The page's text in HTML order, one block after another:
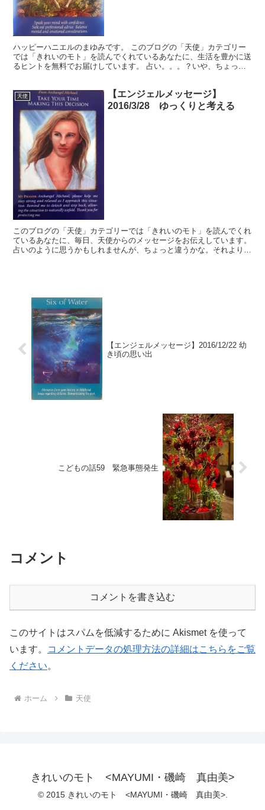
ハッピーハニエルのまゆみです。 このブログの「天使」カテゴリー
では「きれいのモト」を読んでくれているあなたに、生活を豊かに送
るヒントを無料でお届けしています。 占い。。。？いや、ちょっと
天使
【エンジェルメッセージ】
2016/3/28 ゆっくりと考える
このブログの「天使」カテゴリーでは「きれいのモト」を読んでくれ
ているあなたに、毎日、天使からのメッセージをお伝えしています。
占いのように思うかもしれませんが、ちょっと違うかな。それよりも
【エンジェルメッセージ】2016/12/22 幼
き頃の思い出
こどもの話59 緊急事態発生
コメント
コメントを書き込む
このサイトはスパムを低減するために Akismet を使って
います。
コメントデータの処理方法の詳細はこちらをご覧
ください。
ホーム 天使
きれいのモト <MAYUMI・磯崎 真由美>
© 2015 きれいのモト <MAYUMI・磯崎 真由美>.